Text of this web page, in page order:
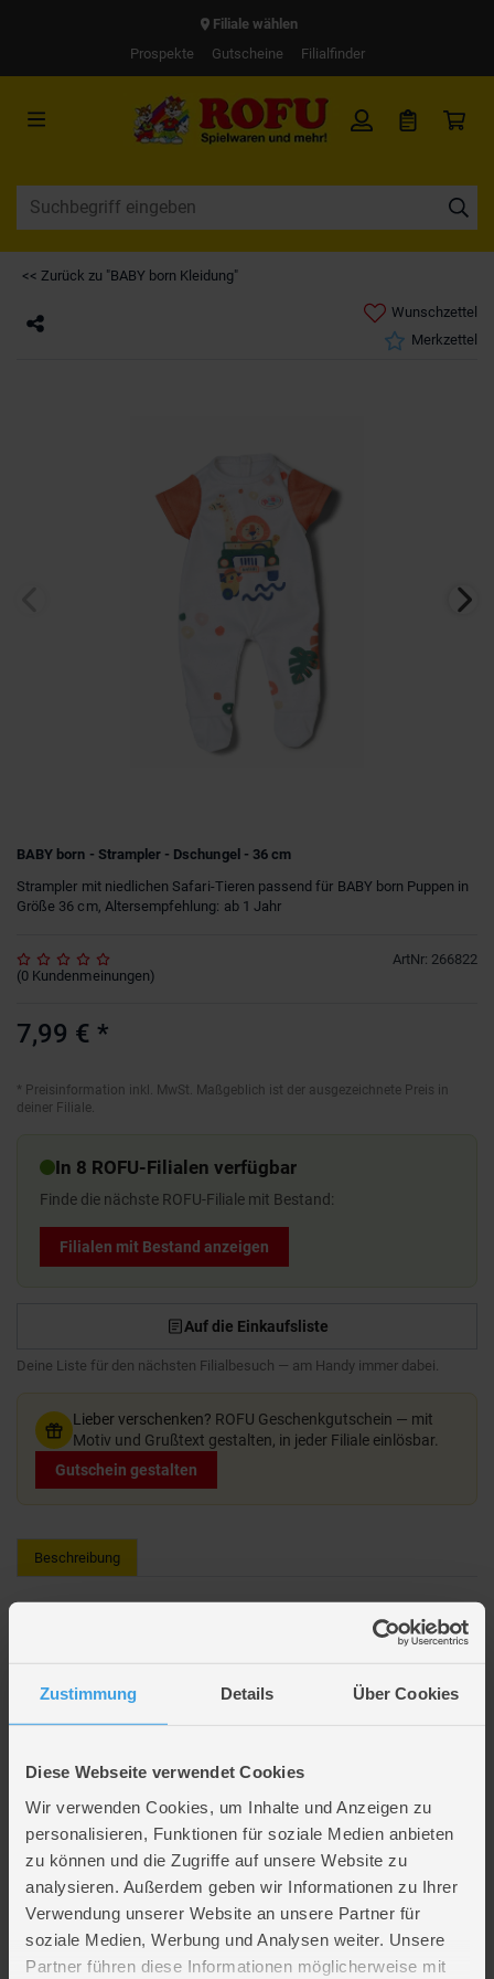
Zustimmung Details Über Cookies
Diese Webseite verwendet Cookies
Wir verwenden Cookies, um Inhalte und Anzeigen zu
personalisieren, Funktionen für soziale Medien anbieten
zu können und die Zugriffe auf unsere Website zu
analysieren. Außerdem geben wir Informationen zu Ihrer
Verwendung unserer Website an unsere Partner für
soziale Medien, Werbung und Analysen weiter. Unsere
Partner führen diese Informationen möglicherweise mit
Filiale wählen
Prospekte
Gutscheine Filialfinder
<< Zurück zu "BABY born Kleidung"
Wunschzettel
Merkzettel
BABY born - Strampler - Dschungel - 36 cm
Strampler mit niedlichen Safari-Tieren passend für BABY born Puppen in
Größe 36 cm, Altersempfehlung: ab 1 Jahr
ArtNr: 266822
(0 Kundenmeinungen)
7,99 € *
* Preisinformation inkl. MwSt. Maßgeblich ist der ausgezeichnete Preis in
deiner Filiale.
In 8 ROFU-Filialen verfügbar
Finde die nächste ROFU-Filiale mit Bestand:
Filialen mit Bestand anzeigen
Auf die Einkaufsliste
Deine Liste für den nächsten Filialbesuch — am Handy immer dabei.
Lieber verschenken? ROFU Geschenkgutschein — mit
Motiv und Grußtext gestalten, in jeder Filiale einlösbar.
Gutschein gestalten
Beschreibung
Strampelanzug mit kurzen Ärmeln und Füßchen von BABY born. Er passt
allen kleineren Puppen in 36cm Größe.
Strampler mit niedlichen Safari-Tieren
In bequemer Passform
Passend für Puppen von 34-38 cm
Lieferumfang
Artikelmerkmale